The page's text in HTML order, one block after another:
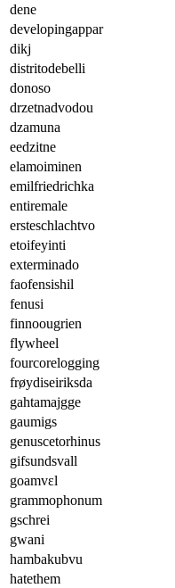
dene
developingappar
dikj
distritodebelli
donoso
drzetnadvodou
dzamuna
eedzitne
elamoiminen
emilfriedrichka
entiremale
ersteschlachtvo
etoifeyinti
exterminado
faofensishil
fenusi
finnoougrien
flywheel
fourcorelogging
frøydiseiriksda
gahtamajgge
gaumigs
genuscetorhinus
gifsundsvall
goamvɛl
grammophonum
gschrei
gwani
hambakubvu
hatethem